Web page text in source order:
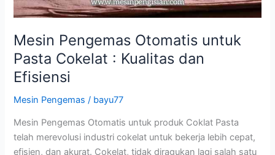
Mesin Pengemas Otomatis untuk
Pasta Cokelat : Kualitas dan
Efisiensi
Mesin Pengemas / bayu77
Mesin Pengemas Otomatis untuk produk Coklat Pasta
telah merevolusi industri cokelat untuk bekerja lebih cepat,
efisien, dan akurat. Cokelat, tidak diragukan lagi salah satu